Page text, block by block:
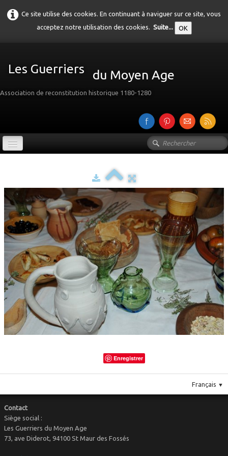
Ce site utilise des cookies. En continuant à naviguer sur ce site, vous
acceptez notre utilisation des cookies. Suite... OK
Les Guerriers du Moyen Age
Association de reconstitution historique 1180-1280
Galerie▼
Le costume▼
Le mobilier
Enregistrer
Français ▼
Contact
Siège social :
Les Guerriers du Moyen Age
73, ave Diderot, 94100 St Maur des Fossés